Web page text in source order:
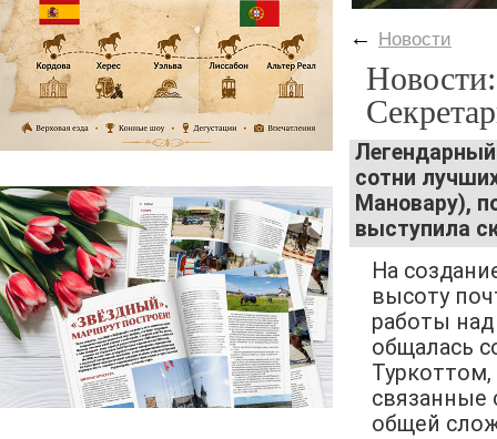
← Новости
сотни
Мановару),
выступила
На
высоту
работы над
общалась
связанные
общей